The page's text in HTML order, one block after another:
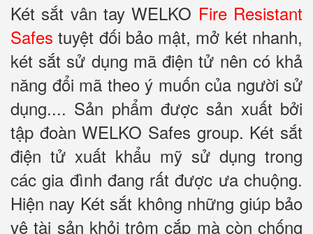
Két sắt vân tay WELKO Fire Resistant
Safes tuyệt đối bảo mật, mở két nhanh,
két sắt sử dụng mã điện tử nên có khả
năng đổi mã theo ý muốn của người sử
dụng.... Sản phẩm được sản xuất bởi
tập đoàn WELKO Safes group. Két sắt
điện tử xuất khẩu mỹ sử dụng trong
các gia đình đang rất được ưa chuộng.
Hiện nay Két sắt không những giúp bảo
vệ tài sản khỏi trộm cắp mà còn chống